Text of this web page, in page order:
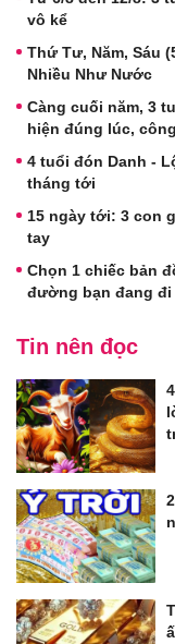
vô kể
Thứ Tư, Năm, Sáu
Nhiều Như Nước
Càng cuối năm, 3
hiện đúng lúc,
4 tuổi đón Danh -
tháng tới
15 ngày tới: 3 con
tay
Chọn 1 chiếc bản
đường bạn đang
Tin nên đọc